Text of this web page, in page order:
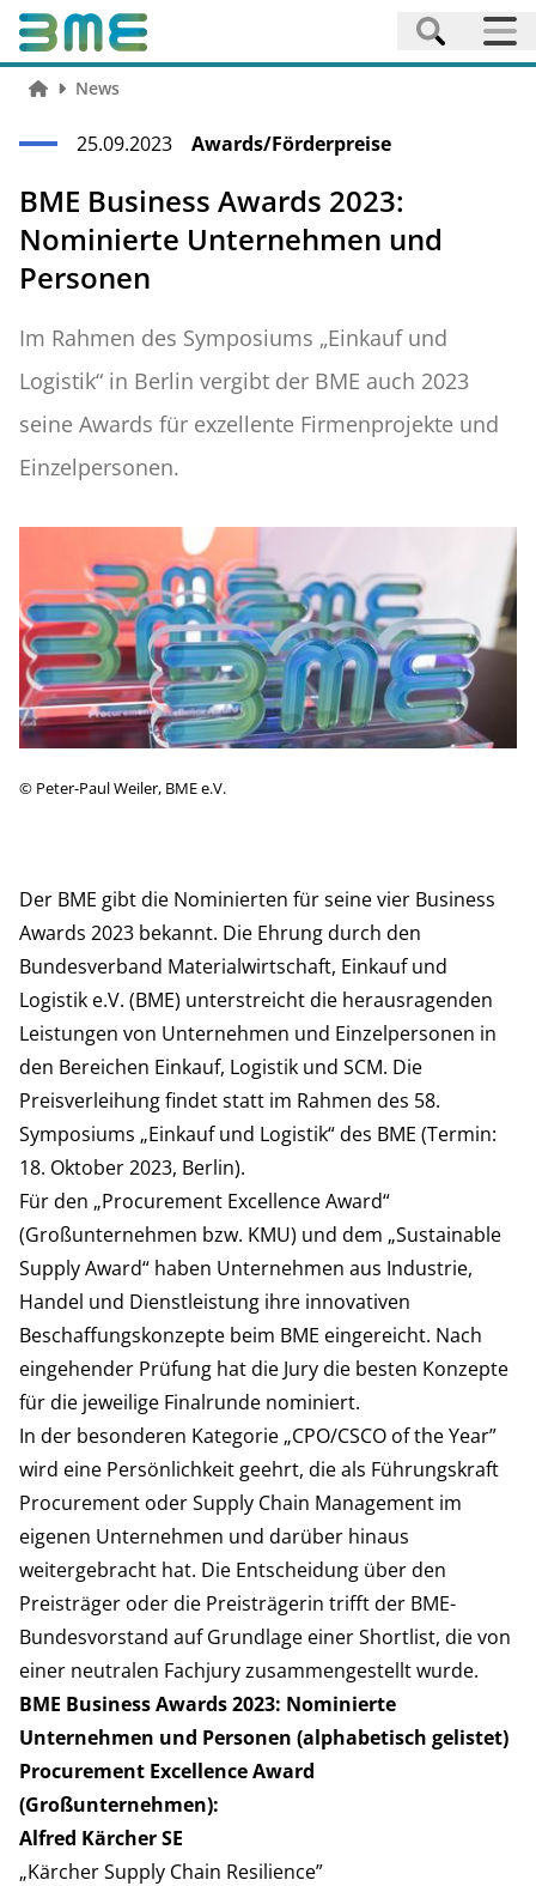
News
25.09.2023 Awards/Förderpreise
BME Business Awards 2023:
Nominierte Unternehmen und
Personen
Im Rahmen des Symposiums „Einkauf und
Logistik“ in Berlin vergibt der BME auch 2023
seine Awards für exzellente Firmenprojekte und
Einzelpersonen.
© Peter-Paul Weiler, BME e.V.
Der BME gibt die Nominierten für seine vier Business
Awards 2023 bekannt. Die Ehrung durch den
Bundesverband Materialwirtschaft, Einkauf und
Logistik e.V. (BME) unterstreicht die herausragenden
Leistungen von Unternehmen und Einzelpersonen in
den Bereichen Einkauf, Logistik und SCM. Die
Preisverleihung findet statt im Rahmen des 58.
Symposiums „Einkauf und Logistik“ des BME (Termin:
18. Oktober 2023, Berlin).
Für den „Procurement Excellence Award“
(Großunternehmen bzw. KMU) und dem „Sustainable
Supply Award“ haben Unternehmen aus Industrie,
Handel und Dienstleistung ihre innovativen
Beschaffungskonzepte beim BME eingereicht. Nach
eingehender Prüfung hat die Jury die besten Konzepte
für die jeweilige Finalrunde nominiert.
In der besonderen Kategorie „CPO/CSCO of the Year”
wird eine Persönlichkeit geehrt, die als Führungskraft
Procurement oder Supply Chain Management im
eigenen Unternehmen und darüber hinaus
weitergebracht hat. Die Entscheidung über den
Preisträger oder die Preisträgerin trifft der BME-
Bundesvorstand auf Grundlage einer Shortlist, die von
einer neutralen Fachjury zusammengestellt wurde.
BME Business Awards 2023: Nominierte
Unternehmen und Personen (alphabetisch gelistet)
Procurement Excellence Award
(Großunternehmen):
Alfred Kärcher SE
„Kärcher Supply Chain Resilience”